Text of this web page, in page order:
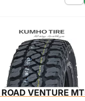
ROAD VENTURE